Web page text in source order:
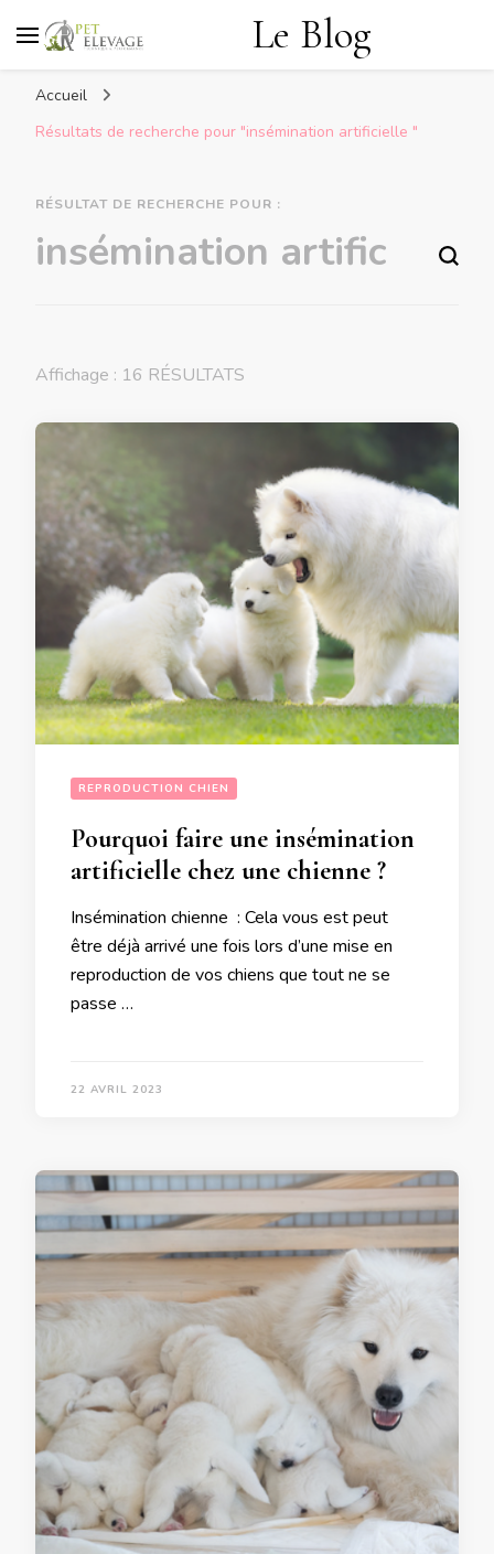
Le Blog
Accueil
Résultats de recherche pour "insémination artificielle "
RÉSULTAT DE RECHERCHE POUR :
Vous recherchiez quelque chose ?
Affichage : 16 RÉSULTATS
REPRODUCTION CHIEN
Pourquoi faire une insémination
artificielle chez une chienne ?
Insémination chienne : Cela vous est peut
être déjà arrivé une fois lors d’une mise en
reproduction de vos chiens que tout ne se
passe …
22 AVRIL 2023